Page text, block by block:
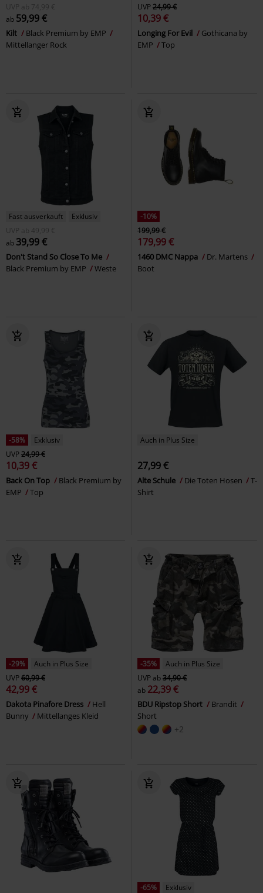
UVP ab 74,99 €
ab 59,99 €
Kilt
Black Premium by EMP
Mittellanger Rock
UVP24,99 €
10,39 €
Longing For Evil
Gothicana by
EMP
Top
Fast ausverkauft
Exklusiv
UVP
ab
49,99 €
ab 39,99 €
Don't Stand So Close To Me
Black Premium by EMP
Weste
-10%
199,99 €
179,99 €
1460 DMC Nappa
Dr. Martens
Boot
-58%
Exklusiv
UVP24,99 €
10,39 €
Back On Top
Black Premium by
EMP
Top
Auch in Plus Size
27,99 €
Alte Schule Die Toten Hosen
T-
Shirt
-29%
Auch in Plus Size
UVP60,99 €
42,99 €
Dakota Pinafore Dress
Hell
Bunny
Mittellanges Kleid
-35%
Auch in Plus Size
UVPab34,90 €
ab 22,39 €
BDU Ripstop Short
Brandit
Short
+2
-65%
Exklusiv